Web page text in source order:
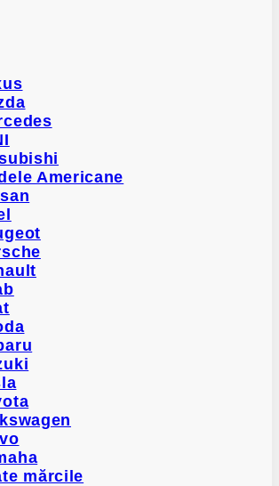
Americane
mărcile